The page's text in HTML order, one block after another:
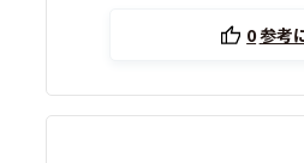
0参考